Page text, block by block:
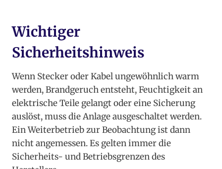
Wichtiger
Sicherheitshinweis
Wenn Stecker oder Kabel ungewöhnlich warm
werden, Brandgeruch entsteht, Feuchtigkeit an
elektrische Teile gelangt oder eine Sicherung
auslöst, muss die Anlage ausgeschaltet werden.
Ein Weiterbetrieb zur Beobachtung ist dann
nicht angemessen. Es gelten immer die
Sicherheits- und Betriebsgrenzen des